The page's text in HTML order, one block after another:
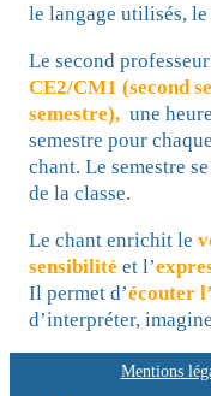
le langage utilisés,
Le second
CE2/CM1 (second
semestre), une
semestre pour
chant. Le semestre
de la classe.
Le chant enrichit le
sensibilité et l’
Il permet d’écouter
d’interpréter,
Mentions